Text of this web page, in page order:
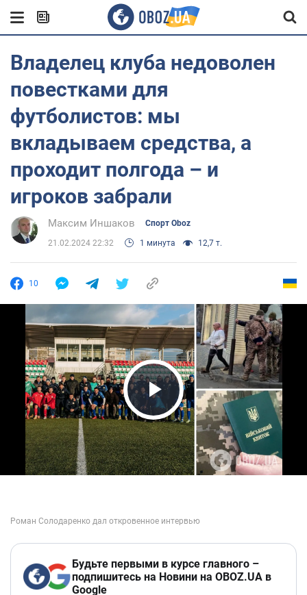
Владелец клуба недоволен
повестками для
футболистов: мы
вкладываем средства, а
проходит полгода – и
игроков забрали
Максим Иншаков Спорт Oboz
21.02.2024 22:32 1 минута 12,7 т.
10
Play Video
Будьте первыми в курсе главного –
подпишитесь на Новини на OBOZ.UA в
Google